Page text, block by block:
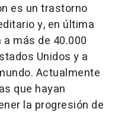
es un trastorno
y, en última
más de 40.000
Unidos y a
Actualmente
que hayan
la progresión de